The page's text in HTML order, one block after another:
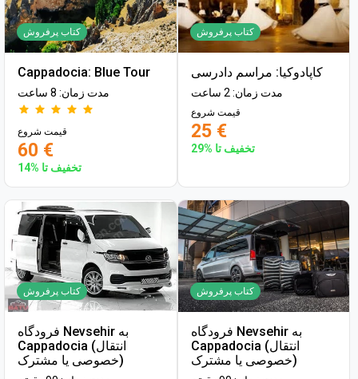
کتاب پرفروش
Cappadocia: Blue Tour
مدت زمان: 8 ساعت
قیمت شروع
60 €
تخفیف تا %14
کتاب پرفروش
کاپادوکیا: مراسم دادرسی
مدت زمان: 2 ساعت
قیمت شروع
25 €
تخفیف تا %29
کتاب پرفروش
فرودگاه Nevsehir به
Cappadocia (انتقال
خصوصی یا مشترک)
کتاب پرفروش
فرودگاه Nevsehir به
Cappadocia (انتقال
خصوصی یا مشترک)